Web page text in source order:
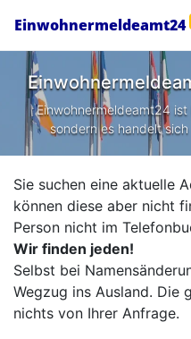
Einwohnermeldeamt24
Einwohnermeldeamt24
sondern es handelt
Sie suchen eine aktuelle
können diese aber nicht
Person nicht im
Wir finden jeden!
Selbst bei
Wegzug ins Ausland. Die
nichts von Ihrer Anfrage.